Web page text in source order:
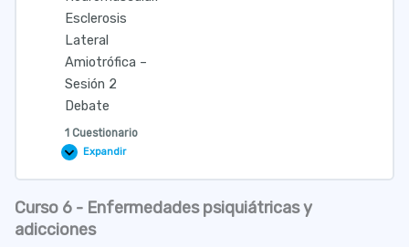
Esclerosis
Lateral
Amiotrófica –
Sesión 2
Debate
1 Cuestionario
Expandir
Patología
Esclerosis
Amiotrófica
–
Lección Contenido
Curso 6 - Enfermedades psiquiátricas y
adicciones